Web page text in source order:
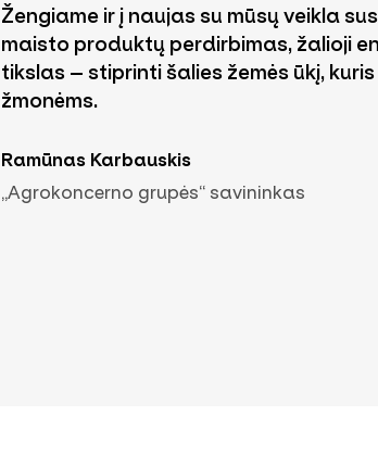
Žengiame ir į naujas su mūsų veikla
maisto produktų perdirbimas, žalioji
tikslas – stiprinti šalies žemės ūkį,
žmonėms.
Ramūnas Karbauskis
„Agrokoncerno grupės“ savininkas